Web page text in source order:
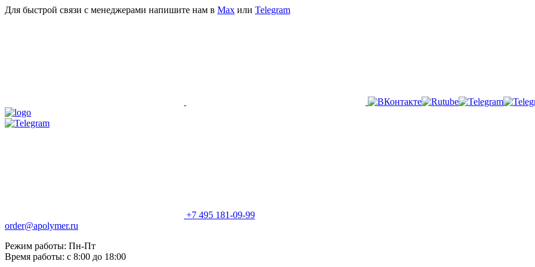
Для быстрой связи с менеджерами напишите нам в Мах или Telegram
+7 495 181-09-99
order@apolymer.ru
Режим работы: Пн-Пт
Время работы: с 8:00 до 18:00